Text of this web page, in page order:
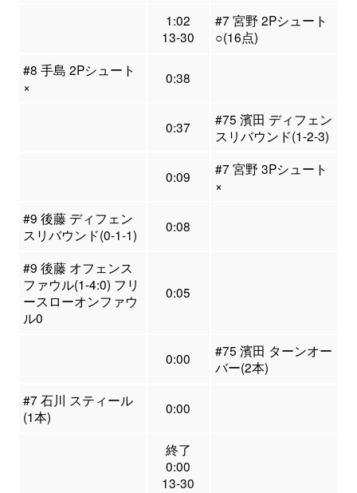
1:02
13-30
#7 宮野 2Pシュート
○(16点)
#8 手島 2Pシュート
×
0:38
0:37
#75 濱田 ディフェン
スリバウンド(1-2-3)
0:09
#7 宮野 3Pシュート
×
#9 後藤 ディフェン
スリバウンド(0-1-1)
0:08
#9 後藤 オフェンス
ファウル(1-4:0) フリ
ースローオンファウ
ル0
0:05
0:00
#75 濱田 ターンオー
バー(2本)
#7 石川 スティール
(1本)
0:00
終了
0:00
13-30